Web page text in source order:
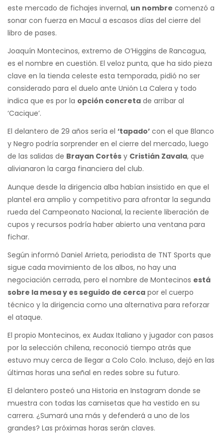
este mercado de fichajes invernal, un nombre comenzó a
sonar con fuerza en Macul a escasos días del cierre del
libro de pases.
Joaquín Montecinos, extremo de O’Higgins de Rancagua,
es el nombre en cuestión. El veloz punta, que ha sido pieza
clave en la tienda celeste esta temporada, pidió no ser
considerado para el duelo ante Unión La Calera y todo
indica que es por la opción concreta de arribar al
‘Cacique’.
El delantero de 29 años sería el ‘tapado’ con el que Blanco
y Negro podría sorprender en el cierre del mercado, luego
de las salidas de Brayan Cortés y Cristián Zavala, que
alivianaron la carga financiera del club.
Aunque desde la dirigencia alba habían insistido en que el
plantel era amplio y competitivo para afrontar la segunda
rueda del Campeonato Nacional, la reciente liberación de
cupos y recursos podría haber abierto una ventana para
fichar.
Según informó Daniel Arrieta, periodista de TNT Sports que
sigue cada movimiento de los albos, no hay una
negociación cerrada, pero el nombre de Montecinos está
sobre la mesa y es seguido de cerca por el cuerpo
técnico y la dirigencia como una alternativa para reforzar
el ataque.
El propio Montecinos, ex Audax Italiano y jugador con pasos
por la selección chilena, reconoció tiempo atrás que
estuvo muy cerca de llegar a Colo Colo. Incluso, dejó en las
últimas horas una señal en redes sobre su futuro.
El delantero posteó una Historia en Instagram donde se
muestra con todas las camisetas que ha vestido en su
carrera. ¿Sumará una más y defenderá a uno de los
grandes? Las próximas horas serán claves.